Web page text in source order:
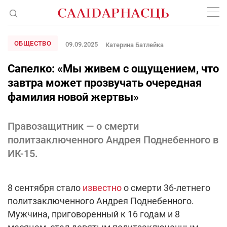
ОБЩЕСТВО 09.09.2025 Катерина Батлейка
Сапелко: «Мы живем с ощущением, что
завтра может прозвучать очередная
фамилия новой жертвы»
Правозащитник — о смерти
политзаключенного Андрея Поднебенного в
ИК-15.
8 сентября стало известноо смерти 36-летнего
политзаключенного Андрея Поднебенного.
Мужчина, приговоренный к 16 годам и 8